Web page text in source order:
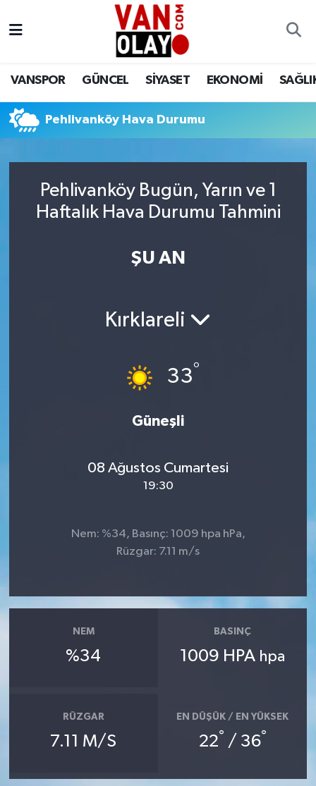
VANSPOR GÜNCEL SİYASET EKONOMİ
Pehlivanköy Hava Durumu
Pehlivanköy Bugün, Yarın ve 1
Haftalık Hava Durumu Tahmini
ŞU AN
Kırklareli
33°
Güneşli
08 Ağustos Cumartesi
19:30
Nem: %34, Basınç: 1009 hpa hPa,
Rüzgar: 7.11 m/s
NEM
%34
BASINÇ
1009 HPA hpa
RÜZGAR
7.11 M/S
EN DÜŞÜK / EN YÜKSEK
22° / 36°
Siyaset
Ekonomi
Sağlık
Van Nöbetçi Eczaneler
Van Namaz Vakitleri
Van Trafik Yoğunluk Haritası
Süper Lig Puan Durumu ve Fikstür
Son Dakika Haberleri